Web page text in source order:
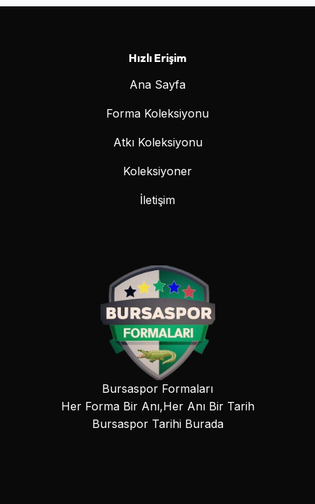
Hızlı Erişim
Ana Sayfa
Forma Koleksiyonu
Atkı Koleksiyonu
Koleksiyoner
İletişim
Bursaspor Formaları
Her Forma Bir Anı,Her Anı Bir Tarih
Bursaspor Tarihi Burada